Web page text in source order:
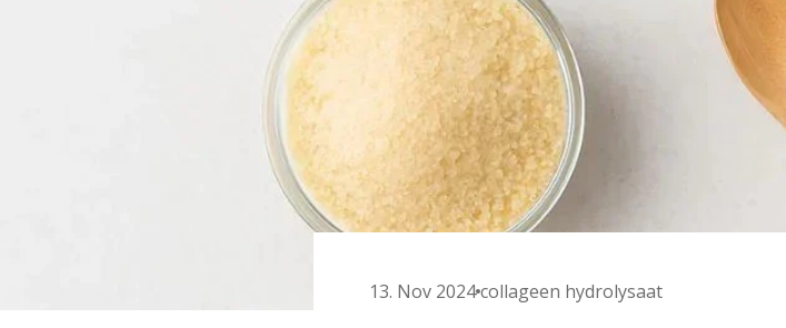
13. Nov 2024collageen hydrolysaat